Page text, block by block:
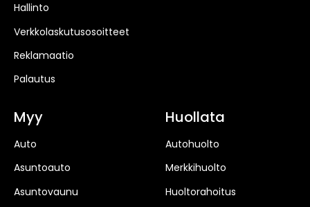
Hallinto
Verkkolaskutusosoitteet
Reklamaatio
Palautus
Myy
Auto
Asuntoauto
Asuntovaunu
Huollata
Autohuolto
Merkkihuolto
Huoltorahoitus